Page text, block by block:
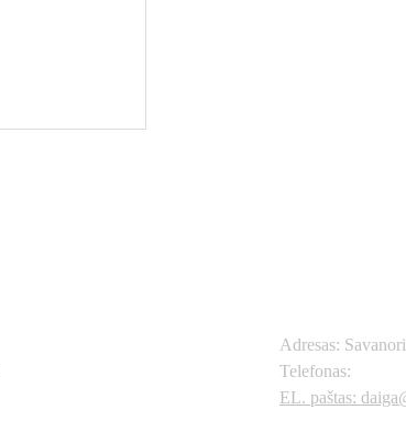
Adresas:
Telefonas:
EL. paštas: